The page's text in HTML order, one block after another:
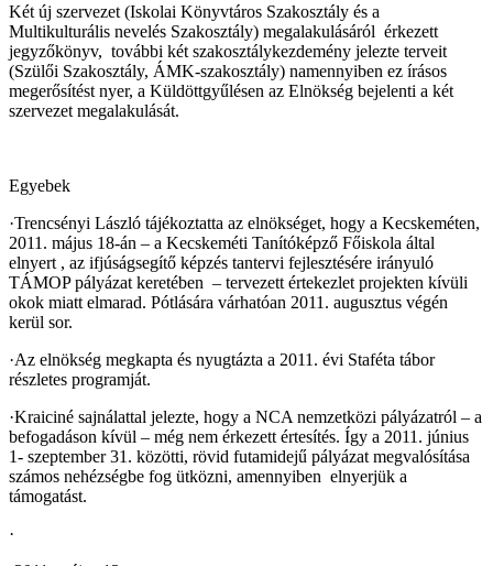
Két új szervezet (Iskolai Könyvtáros Szakosztály és a
Multikulturális nevelés Szakosztály) megalakulásáról érkezett
jegyzőkönyv, további két szakosztálykezdemény jelezte terveit
(Szülői Szakosztály, ÁMK-szakosztály) namennyiben ez írásos
megerősítést nyer, a Küldöttgyűlésen az Elnökség bejelenti a két
szervezet megalakulását.
Egyebek
·Trencsényi László tájékoztatta az elnökséget, hogy a Kecskeméten,
2011. május 18-án – a Kecskeméti Tanítóképző Főiskola által
elnyert , az ifjúságsegítő képzés tantervi fejlesztésére irányuló
TÁMOP pályázat keretében – tervezett értekezlet projekten kívüli
okok miatt elmarad. Pótlására várhatóan 2011. augusztus végén
kerül sor.
·Az elnökség megkapta és nyugtázta a 2011. évi Staféta tábor
részletes programját.
·Kraiciné sajnálattal jelezte, hogy a NCA nemzetközi pályázatról – a
befogadáson kívül – még nem érkezett értesítés. Így a 2011. június
1- szeptember 31. közötti, rövid futamidejű pályázat megvalósítása
számos nehézségbe fog ütközni, amennyiben elnyerjük a
támogatást.
·